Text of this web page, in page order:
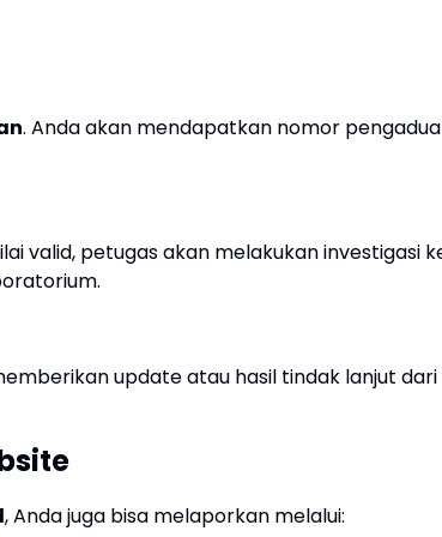
. Anda akan mendapatkan nomor
valid, petugas akan melakukan investigasi
update atau hasil tindak lanjut dari
, Anda juga bisa melaporkan melalui: